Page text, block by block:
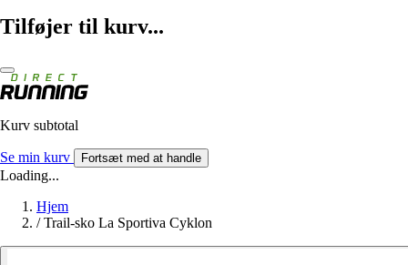
Tilføjer til kurv...
Kurv subtotal
Se min kurv Fortsæt med at handle
Loading...
Hjem
/ Trail-sko La Sportiva Cyklon